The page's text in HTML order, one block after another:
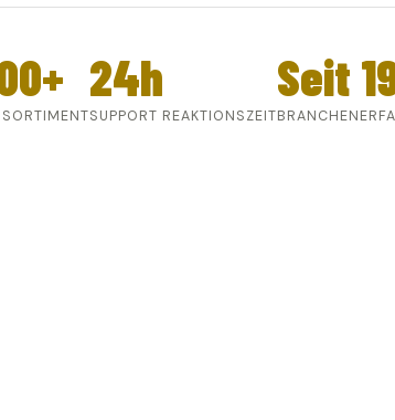
24h
SUPPORT REAKTIONSZEIT
Seit